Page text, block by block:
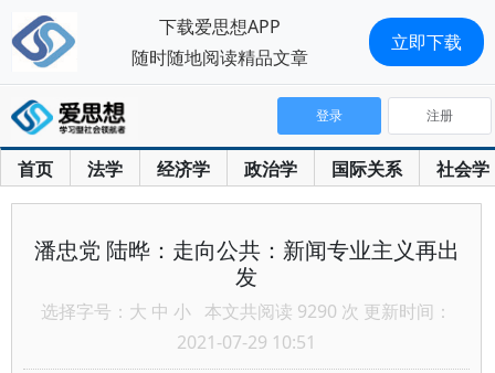
首页 法学 经济学 政治学 国际关系 社会学
登录 注册
潘忠党 陆晔：走向公共：新闻专业主义再出
发
选择字号： 大 中 小 本文共阅读 9290 次 更新时间：
2021-07-29 10:51
下载爱思想APP
随时随地阅读精品文章
立即下载